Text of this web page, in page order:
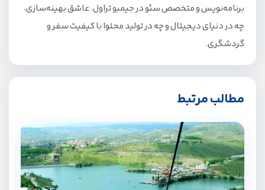
برنامه‌نویس و متخصص سئو در جیمبو تراول. عاشق بهینه‌سازی،
چه در دنیای دیجیتال و چه در تولید محتوا با کیفیت سفر و
گردشگری.
مطالب مرتبط